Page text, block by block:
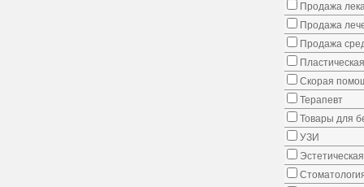
Продажа
Продажа
Продажа
Скорая
Терапевт
Товары для
УЗИ